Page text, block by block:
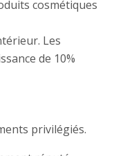
cosmétiques
Les
de 10%
privilégiés.